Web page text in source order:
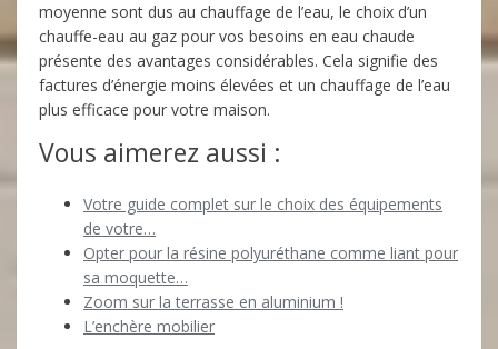
moyenne sont dus au chauffage de l’eau, le choix d’un
chauffe-eau au gaz pour vos besoins en eau chaude
présente des avantages considérables. Cela signifie des
factures d’énergie moins élevées et un chauffage de l’eau
plus efficace pour votre maison.
Vous aimerez aussi :
Votre guide complet sur le choix des équipements
de votre…
Opter pour la résine polyuréthane comme liant pour
sa moquette…
Zoom sur la terrasse en aluminium !
L’enchère mobilier